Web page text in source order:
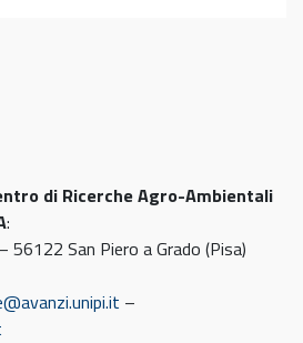
di Ricerche Agro-Ambientali
:
56122 San Piero a Grado (Pisa)
–